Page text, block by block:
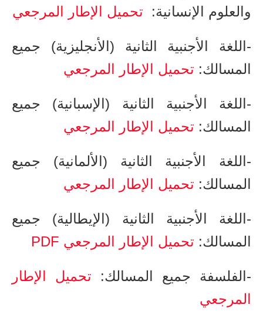
والعلوم الإنسانية:
تحميل الإطار المرجعي
-​اللغة الأجنبية الثانية (الأنجليزية) جميع
المسالك: تحميل الإطار المرجعي
-​اللغة الأجنبية الثانية (الإسبانية) جميع
المسالك: تحميل الإطار المرجعي
-​اللغة الأجنبية الثانية (الألمانية) جميع
المسالك: تحميل الإطار المرجعي
-​اللغة الأجنبية الثانية (الإيطالية) جميع
المسالك: تحميل الإطار المرجعي PDF
-​الفلسفة ​جميع المسالك: تحميل الإطار
المرجعي